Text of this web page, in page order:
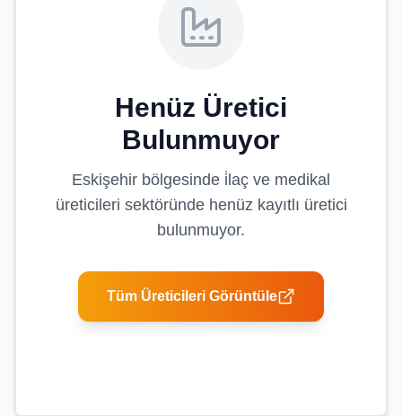
Henüz Üretici
Bulunmuyor
Eskişehir bölgesinde i̇laç ve medikal
üreticileri sektöründe henüz kayıtlı üretici
bulunmuyor.
Tüm Üreticileri Görüntüle